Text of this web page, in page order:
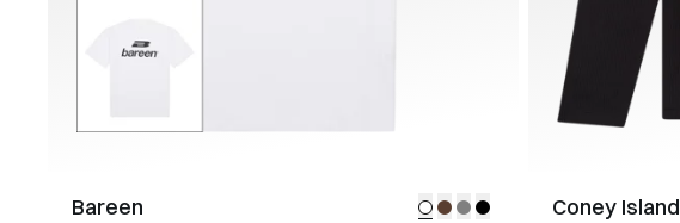
Bareen Coney Island